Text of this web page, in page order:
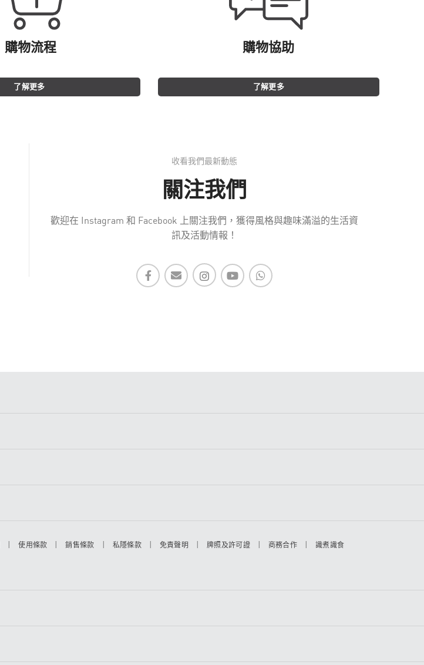
購物流程
了解更多
購物協助
了解更多
收看我們最新動態
關注我們
歡迎在 Instagram 和 Facebook 上關注我們，獲得風格與趣味滿溢的生活資
訊及活動情報！
使用條款 銷售條款 私隱條款 免責聲明 牌照及許可證 商務合作 識煮識食